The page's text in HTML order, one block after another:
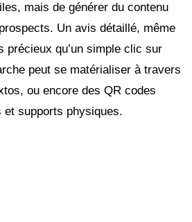
mais de générer du contenu
Un avis détaillé, même
précieux qu’un simple clic sur
peut se matérialiser à travers
ou encore des QR codes
supports physiques.